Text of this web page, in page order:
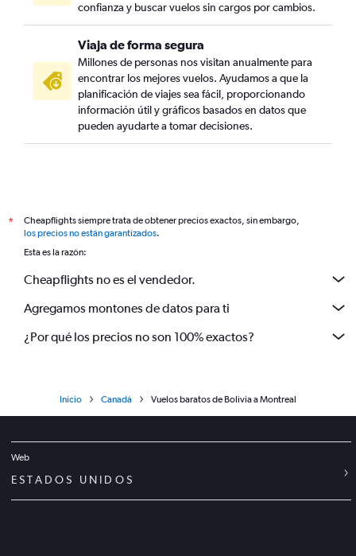
confianza y buscar vuelos sin cargos por cambios.
Viaja de forma segura
Millones de personas nos visitan anualmente para
encontrar los mejores vuelos. Ayudamos a que la
planificación de viajes sea fácil, proporcionando
información útil y gráficos basados en datos que
pueden ayudarte a tomar decisiones.
*
Cheapflights siempre trata de obtener precios exactos, sin embargo,
los precios no están garantizados.
Esta es la razón:
Cheapflights no es el vendedor.
Agregamos montones de datos para ti
¿Por qué los precios no son 100% exactos?
Inicio Canadá Vuelos baratos de Bolivia a Montreal
Web
ESTADOS UNIDOS